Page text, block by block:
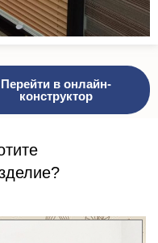
Перейти в онлайн-
конструктор